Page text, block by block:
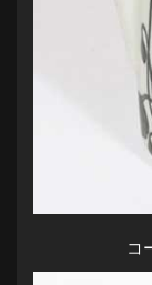
コ